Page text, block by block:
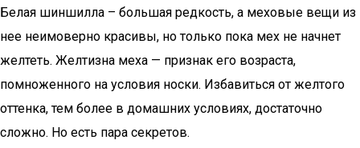
Белая шиншилла – большая редкость, а меховые вещи из
нее неимоверно красивы, но только пока мех не начнет
желтеть. Желтизна меха — признак его возраста,
помноженного на условия носки. Избавиться от желтого
оттенка, тем более в домашних условиях, достаточно
сложно. Но есть пара секретов.